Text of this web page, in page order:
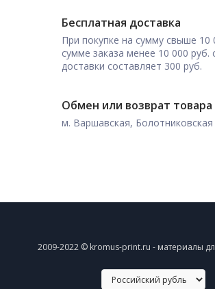
Бесплатная доставка
При покупке на сумму свыше 10
сумме заказа менее 10 000 руб.
доставки составляет 300 руб.
Обмен или возврат товара
м. Варшавская, Болотниковская
2009-2022 © kromus-print.ru - материалы